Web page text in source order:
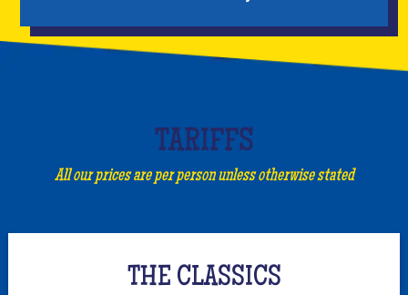
TARIFFS
All our prices are per person unless otherwise stated
THE CLASSICS